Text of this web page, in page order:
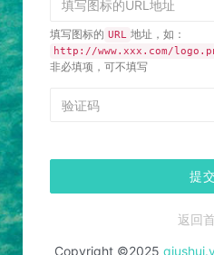
填写图标的 URL 地址，如：
http://www.xxx.com/
非必填项，可不填写
提
返回
Copyright ©2025